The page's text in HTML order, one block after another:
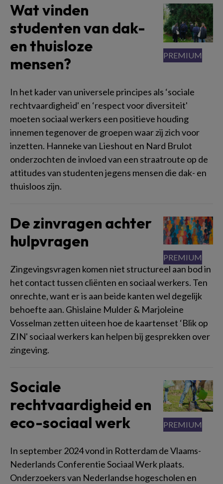
Wat vinden
studenten van dak-
en thuisloze
mensen?
In het kader van universele principes als ‘sociale
rechtvaardigheid' en ‘respect voor diversiteit'
moeten sociaal werkers een positieve houding
innemen tegenover de groepen waar zij zich voor
inzetten. Hanneke van Lieshout en Nard Brulot
onderzochten de invloed van een straatroute op de
attitudes van studenten jegens mensen die dak- en
thuisloos zijn.
De zinvragen achter
hulpvragen
Zingevingsvragen komen niet structureel aan bod in
het contact tussen cliënten en sociaal werkers. Ten
onrechte, want er is aan beide kanten wel degelijk
behoefte aan. Ghislaine Mulder & Marjoleine
Vosselman zetten uiteen hoe de kaartenset ‘Blik op
ZIN' sociaal werkers kan helpen bij gesprekken over
zingeving.
Sociale
rechtvaardigheid en
eco-sociaal werk
In september 2024 vond in Rotterdam de Vlaams-
Nederlands Conferentie Sociaal Werk plaats.
Onderzoekers van Nederlandse hogescholen en